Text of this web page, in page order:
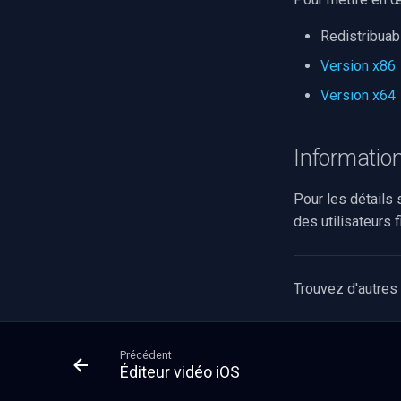
FLIR / Teledyne
Version x86
Version x64
Pour les détails
des utilisateurs
Trouvez
Précédent
Éditeur vidéo iOS